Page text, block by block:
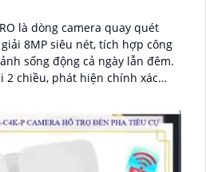
là dòng camera quay quét
8MP siêu nét, tích hợp công
sống động cả ngày lẫn đêm.
2 chiều, phát hiện chính xác